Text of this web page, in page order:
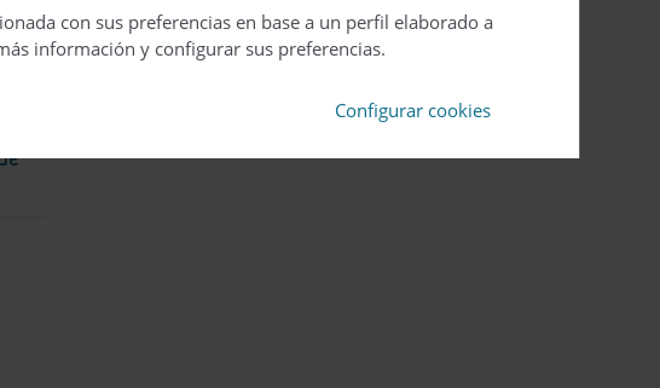
con sus preferencias en base a un perfil elaborado a
información y configurar sus preferencias.
Configurar cookies